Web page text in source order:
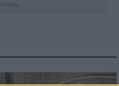
hirdetés